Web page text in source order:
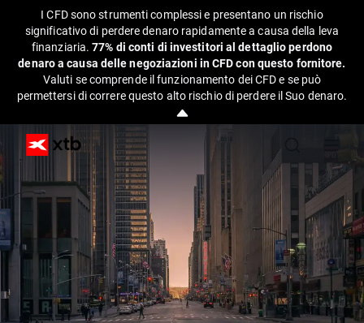
I CFD sono strumenti complessi e presentano un rischio
significativo di perdere denaro rapidamente a causa della leva
finanziaria.77% di conti di investitori al dettaglio perdono
denaro a causa delle negoziazioni in CFD con questo fornitore.
Valuti se comprende il funzionamento dei CFD e se può
permettersi di correre questo alto rischio di perdere il Suo denaro.